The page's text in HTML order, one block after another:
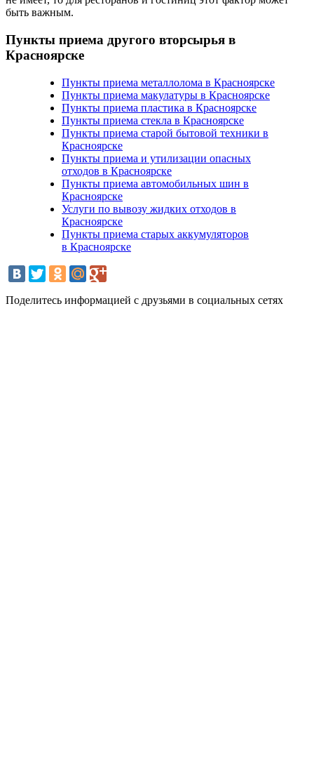
быть важным.
Пункты приема другого вторсырья в
Красноярске
Пункты приема металлолома в Красноярске
Пункты приема макулатуры в Красноярске
Пункты приема пластика в Красноярске
Пункты приема стекла в Красноярске
Пункты приема старой бытовой техники в
Красноярске
Пункты приема и утилизации опасных
отходов в Красноярске
Пункты приема автомобильных шин в
Красноярске
Услуги по вывозу жидких отходов в
Красноярске
Пункты приема старых аккумуляторов
в Красноярске
Поделитесь информацией с друзьями в социальных сетях